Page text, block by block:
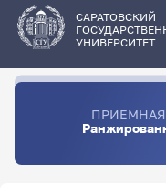
основному
содержанию
САРАТОВСКИЙ
УНИВЕРСИТЕТ